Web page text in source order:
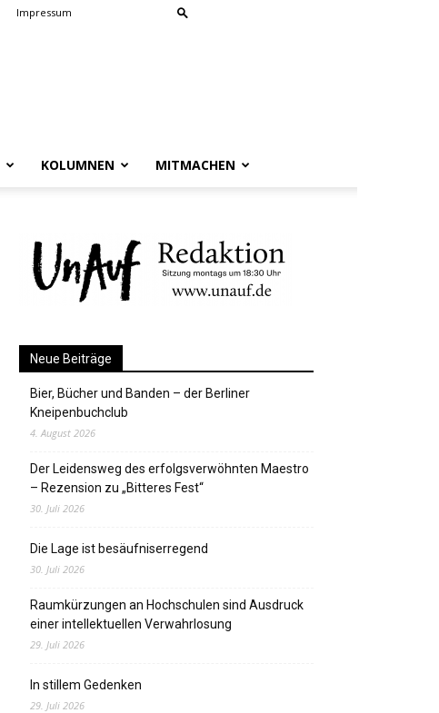
Impressum
KOLUMNEN MITMACHEN
Neue Beiträge
Bier, Bücher und Banden – der Berliner
Kneipenbuchclub
4. August 2026
Der Leidensweg des erfolgsverwöhnten Maestro
– Rezension zu „Bitteres Fest“
30. Juli 2026
Die Lage ist besäufniserregend
30. Juli 2026
Raumkürzungen an Hochschulen sind Ausdruck
einer intellektuellen Verwahrlosung
29. Juli 2026
In stillem Gedenken
29. Juli 2026